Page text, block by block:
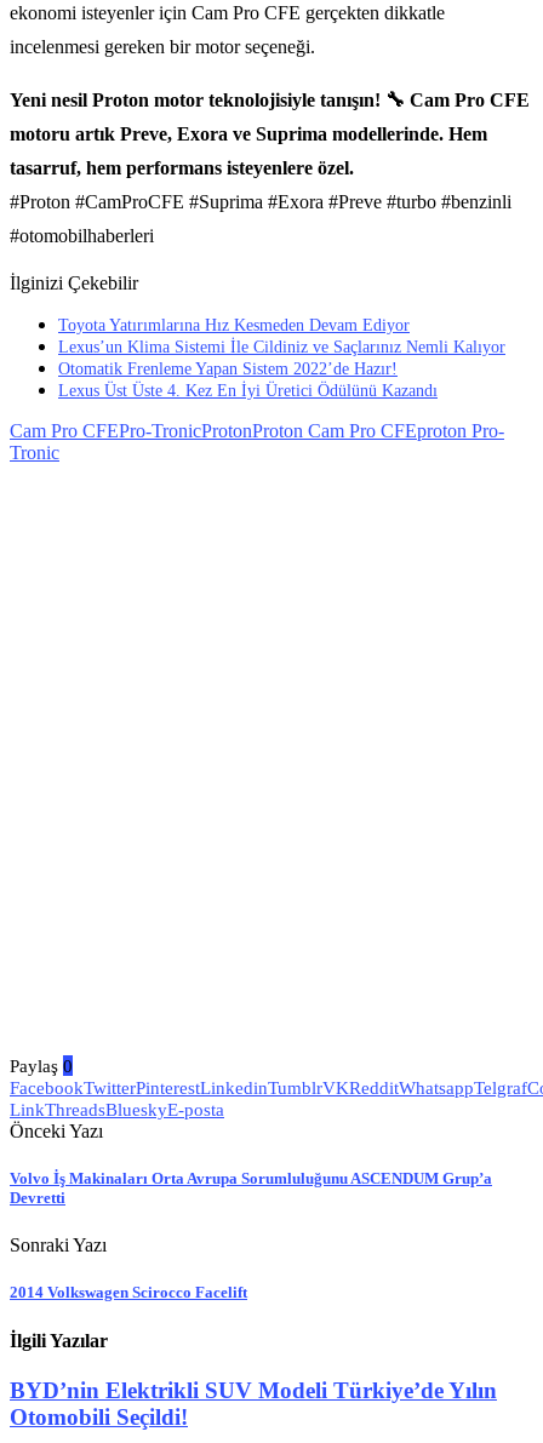
ekonomi isteyenler için Cam Pro CFE gerçekten dikkatle
incelenmesi gereken bir motor seçeneği.
Yeni nesil Proton motor teknolojisiyle tanışın! 🔧 Cam Pro CFE
motoru artık Preve, Exora ve Suprima modellerinde. Hem
tasarruf, hem performans isteyenlere özel.
#Proton #CamProCFE #Suprima #Exora #Preve #turbo #benzinli
#otomobilhaberleri
İlginizi Çekebilir
Toyota Yatırımlarına Hız Kesmeden Devam Ediyor
Lexus’un Klima Sistemi İle Cildiniz ve Saçlarınız Nemli Kalıyor
Otomatik Frenleme Yapan Sistem 2022’de Hazır!
Lexus Üst Üste 4. Kez En İyi Üretici Ödülünü Kazandı
Cam Pro CFEPro-TronicProtonProton Cam Pro CFEproton Pro-
Tronic
Paylaş 0
FacebookTwitterPinterestLinkedinTumblrVKRedditWhatsappTelgraf
LinkThreadsBlueskyE-posta
Önceki Yazı
Volvo İş Makinaları Orta Avrupa Sorumluluğunu ASCENDUM Grup’a
Devretti
Sonraki Yazı
2014 Volkswagen Scirocco Facelift
İlgili Yazılar
BYD’nin Elektrikli SUV Modeli Türkiye’de Yılın
Otomobili Seçildi!